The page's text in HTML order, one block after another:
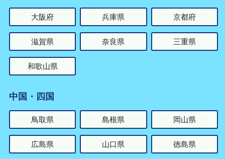
大阪府 兵庫県 京都府
滋賀県 奈良県 三重県
和歌山県
中国・四国
鳥取県 島根県 岡山県
広島県 山口県 徳島県